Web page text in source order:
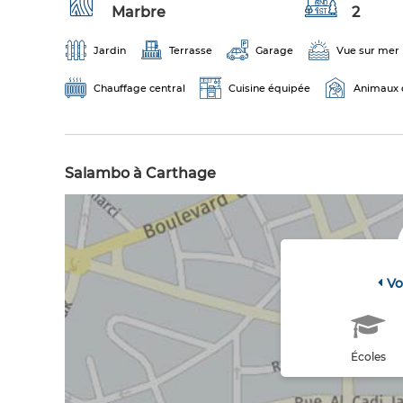
Marbre 2
Jardin Terrasse Garage Vue sur mer
Chauffage central Cuisine équipée Animaux
Salambo à Carthage
Écoles